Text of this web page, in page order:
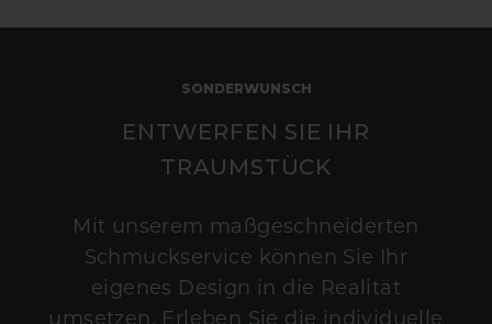
SONDERWUNSCH
ENTWERFEN SIE IHR
TRAUMSTÜCK
Mit unserem maßgeschneiderten
Schmuckservice können Sie Ihr
eigenes Design in die Realität
umsetzen. Erleben Sie die individuelle